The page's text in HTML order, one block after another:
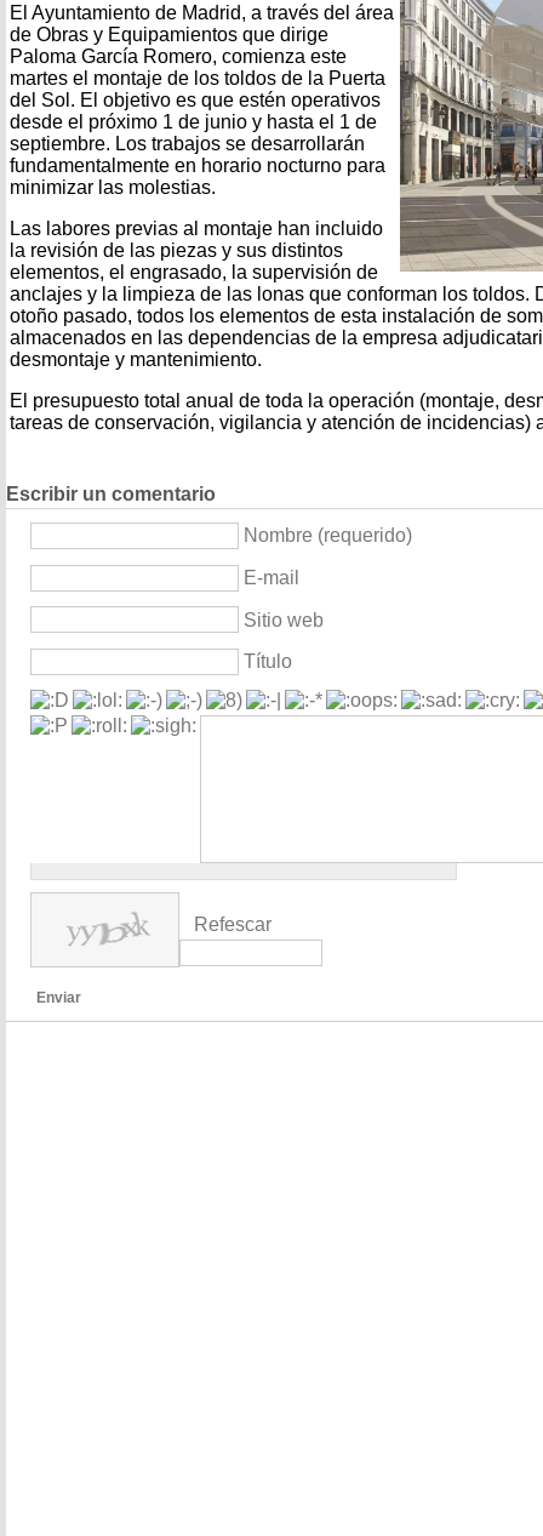
El Ayuntamiento de Madrid, a través del área
de Obras y Equipamientos que dirige
Paloma García Romero, comienza este
martes el montaje de los toldos de la Puerta
del Sol. El objetivo es que estén operativos
desde el próximo 1 de junio y hasta el 1 de
septiembre. Los trabajos se desarrollarán
fundamentalmente en horario nocturno para
minimizar las molestias.
Las labores previas al montaje han incluido
la revisión de las piezas y sus distintos
elementos, el engrasado, la supervisión de
anclajes y la limpieza de las lonas que conforman los toldos.
otoño pasado, todos los elementos de esta instalación de
almacenados en las dependencias de la empresa
desmontaje y mantenimiento.
El presupuesto total anual de toda la operación (montaje,
tareas de conservación, vigilancia y atención de incidencias)
Escribir un comentario
Nombre (requerido)
E-mail
Sitio web
Título
Refescar
Enviar